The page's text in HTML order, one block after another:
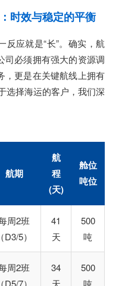
时效与稳定的平衡
应就是“长”。确实，航
司必须拥有强大的资源调
，更是在关键航线上拥有
选择海运的客户，我们深
航期
航
程
(天)
舱位
吨位
周2班
（D3/5）
41
天
500
吨
周2班
（D5/7）
34
天
500
吨